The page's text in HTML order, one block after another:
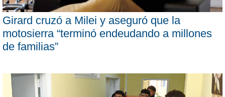
Girard cruzó a Milei y aseguró que la
motosierra “terminó endeudando a millones
de familias”